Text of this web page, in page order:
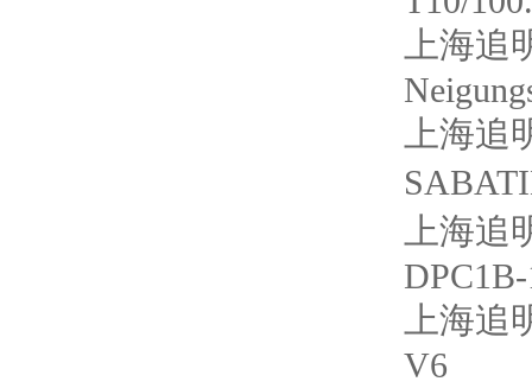
上海
上海
上海
上海
V6